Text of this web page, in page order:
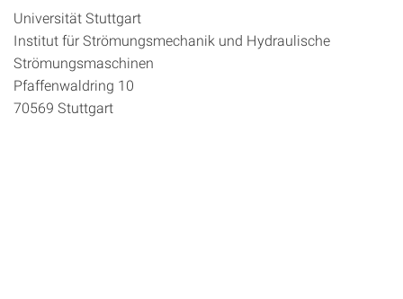
Universität Stuttgart
Institut für Strömungsmechanik und Hydraulische
Strömungsmaschinen
Pfaffenwaldring 10
70569 Stuttgart